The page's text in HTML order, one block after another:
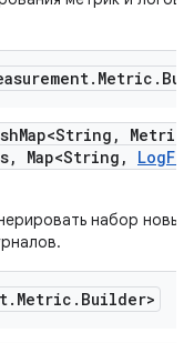
. Metric .
Map<String ,
Metric
, Map<String , Log
набор новых
. Metric . Builder>